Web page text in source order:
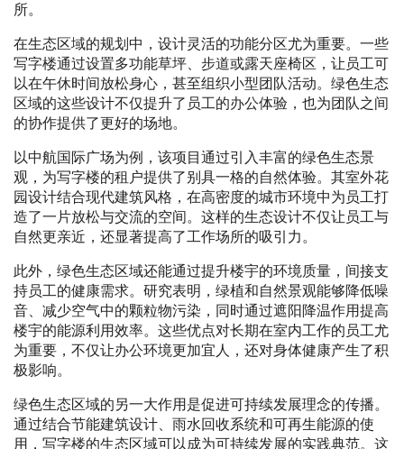
所。
在生态区域的规划中，设计灵活的功能分区尤为重要。一些
写字楼通过设置多功能草坪、步道或露天座椅区，让员工可
以在午休时间放松身心，甚至组织小型团队活动。绿色生态
区域的这些设计不仅提升了员工的办公体验，也为团队之间
的协作提供了更好的场地。
以中航国际广场为例，该项目通过引入丰富的绿色生态景
观，为写字楼的租户提供了别具一格的自然体验。其室外花
园设计结合现代建筑风格，在高密度的城市环境中为员工打
造了一片放松与交流的空间。这样的生态设计不仅让员工与
自然更亲近，还显著提高了工作场所的吸引力。
此外，绿色生态区域还能通过提升楼宇的环境质量，间接支
持员工的健康需求。研究表明，绿植和自然景观能够降低噪
音、减少空气中的颗粒物污染，同时通过遮阳降温作用提高
楼宇的能源利用效率。这些优点对长期在室内工作的员工尤
为重要，不仅让办公环境更加宜人，还对身体健康产生了积
极影响。
绿色生态区域的另一大作用是促进可持续发展理念的传播。
通过结合节能建筑设计、雨水回收系统和可再生能源的使
用，写字楼的生态区域可以成为可持续发展的实践典范。这